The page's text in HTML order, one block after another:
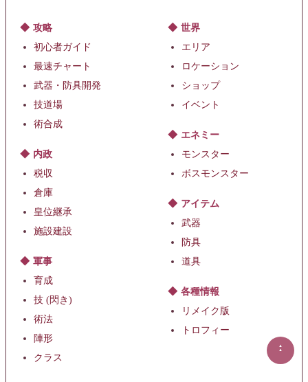
攻略
初心者ガイド
最速チャート
武器・防具開発
技道場
術合成
内政
税収
倉庫
皇位継承
施設建設
軍事
育成
技 (閃き)
術法
陣形
クラス
世界
エリア
ロケーション
ショップ
イベント
エネミー
モンスター
ボスモンスター
アイテム
武器
防具
道具
各種情報
リメイク版
トロフィー
▲
▲